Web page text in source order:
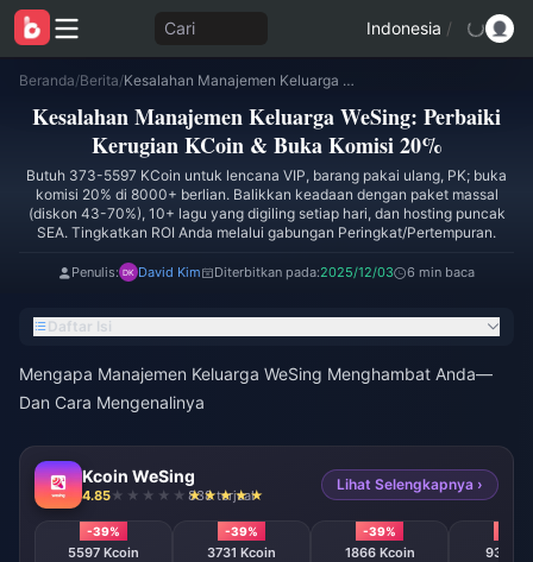
Cari Indonesia /
Beranda/Berita/ Kesalahan Manajemen Keluarga WeSing: Perbaiki Kerugian KCoin & Buka Komisi 20%
Kesalahan Manajemen Keluarga WeSing: Perbaiki
Kerugian KCoin & Buka Komisi 20%
Butuh 373-5597 KCoin untuk lencana VIP, barang pakai ulang, PK; buka
komisi 20% di 8000+ berlian. Balikkan keadaan dengan paket massal
(diskon 43-70%), 10+ lagu yang digiling setiap hari, dan hosting puncak
SEA. Tingkatkan ROI Anda melalui gabungan Peringkat/Pertempuran.
Penulis: David Kim Diterbitkan pada:2025/12/03 6 min baca
Daftar Isi
Mengapa Manajemen Keluarga WeSing Menghambat Anda—
Dan Cara Mengenalinya
Kcoin WeSing
4.85 838 terjual
Lihat Selengkapnya ›
-39%
5597 Kcoin
-39%
3731 Kcoin
-39%
1866 Kcoin 933